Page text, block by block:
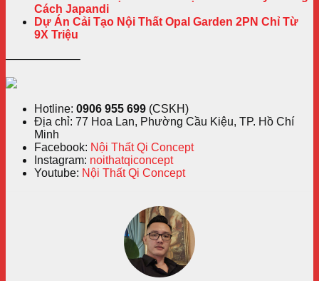
Cách Japandi
Dự Án Cải Tạo Nội Thất Opal Garden 2PN Chỉ Từ
9X Triệu
——————–
Hotline: 0906 955 699 (CSKH)
Địa chỉ: 77 Hoa Lan, Phường Cầu Kiệu, TP. Hồ Chí
Minh
Facebook: Nội Thất Qi Concept
Instagram: noithatqiconcept
Youtube: Nội Thất Qi Concept